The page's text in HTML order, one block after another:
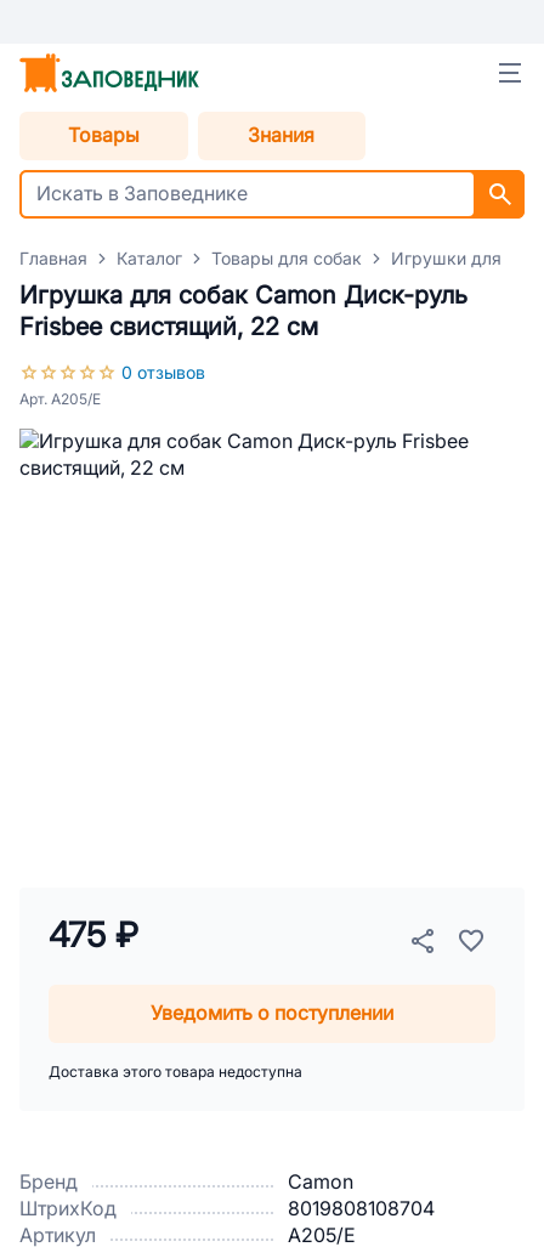
Товары Знания
Главная Каталог Товары для собак Игрушки для
Игрушка для собак Camon Диск-руль
Frisbee свистящий, 22 см
0 отзывов
Арт. A205/E
Бренд
Camon
ШтрихКод
8019808108704
Артикул
A205/E
475 ₽
Уведомить о поступлении
Доставка этого товара недоступна